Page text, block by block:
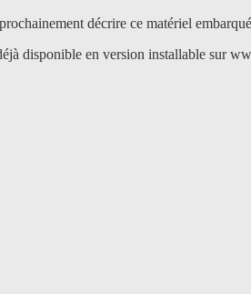
décrire ce matériel
disponible en version installable sur